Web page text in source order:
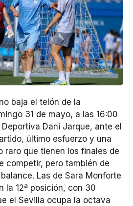
baja el telón de la
31 de mayo, a las 16:00
Dani Jarque, ante el
último esfuerzo y una
raro que tienen los finales de
competir, pero también de
Las de Sara Monforte
la 12ª posición, con 30
el Sevilla ocupa la octava